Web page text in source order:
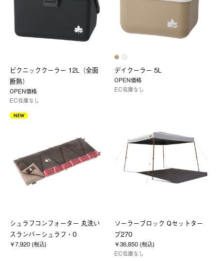
ピクニッククーラー 12L（全面
断熱）
OPEN価格
EC在庫なし
デイクーラー 5L
OPEN価格
EC在庫なし
NEW
シュラフコンフォーター 丸洗い
スランバーシュラフ・0
￥7,920 (税込)
ソーラーブロック Qセットター
プ270
￥36,850 (税込)
EC在庫なし